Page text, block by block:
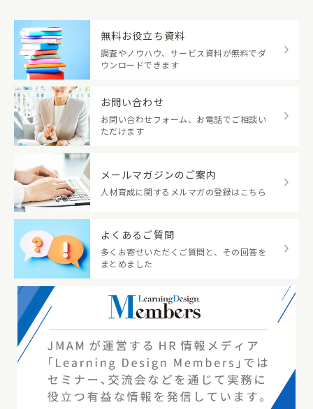
無料お役立ち資料
調査やノウハウ、サービス資料が無料でダ
ウンロードできます
お問い合わせ
お問い合わせフォーム、お電話でご相談い
ただけます
メールマガジンのご案内
人材育成に関するメルマガの登録はこちら
よくあるご質問
多くお寄せいただくご質問と、その回答を
まとめました